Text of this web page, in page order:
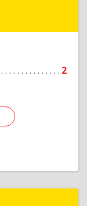
2
Кузнецова,